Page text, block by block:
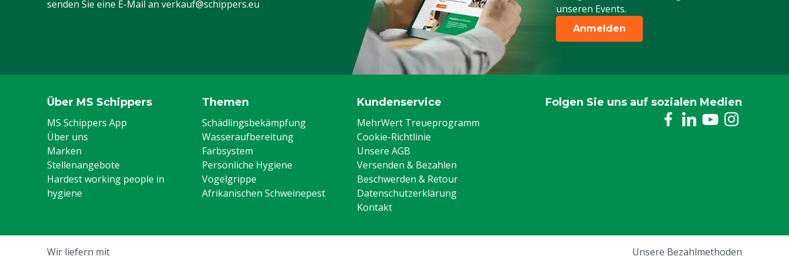
senden Sie eine E-Mail an verkauf@schippers.eu
unseren Events.
Anmelden
Über MS Schippers
MS Schippers App
Über uns
Marken
Stellenangebote
Hardest working people in
hygiene
Themen
Schädlingsbekämpfung
Wasseraufbereitung
Farbsystem
Persönliche Hygiene
Vogelgrippe
Afrikanischen Schweinepest
Kundenservice
MehrWert Treueprogramm
Cookie-Richtlinie
Unsere AGB
Versenden & Bezahlen
Beschwerden & Retour
Datenschutzerklärung
Kontakt
Folgen Sie uns auf sozialen Medien
Wir liefern mit Unsere Bezahlmethoden